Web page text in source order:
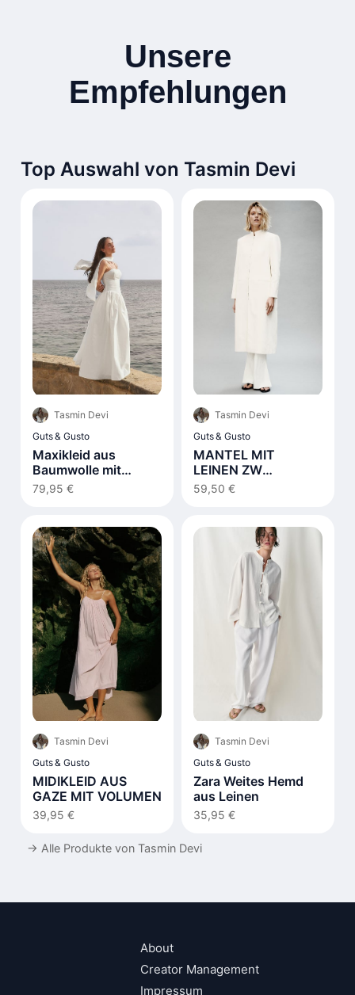
Unsere
Empfehlungen
Top Auswahl von Tasmin Devi
Tasmin Devi
Guts & Gusto
Maxikleid aus
Baumwolle mit
Schnürdetail Weiß
79,95 €
Tasmin Devi
Guts & Gusto
MANTEL MIT
LEINEN ZW
COLLECTION
59,50 €
Tasmin Devi
Guts & Gusto
MIDIKLEID AUS
GAZE MIT VOLUMEN
39,95 €
Tasmin Devi
Guts & Gusto
Zara Weites Hemd
aus Leinen
35,95 €
→ Alle Produkte von Tasmin Devi
About
Creator Management
Impressum